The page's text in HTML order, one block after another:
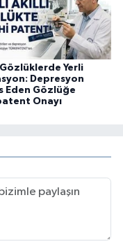
Gözlüklerde Yerli
Depresyon
Eden Gözlüğe
Onayı